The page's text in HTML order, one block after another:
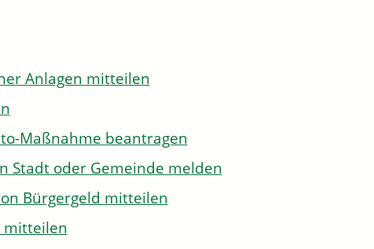
Anlagen mitteilen
Maßnahme beantragen
Stadt oder Gemeinde melden
Bürgergeld mitteilen
mitteilen